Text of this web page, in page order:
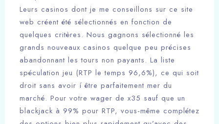
Leurs casinos dont je me conseillons sur ce site
web créent été sélectionnés en fonction de
quelques critères. Nous gagnons sélectionné les
grands nouveaux casinos quelque peu précises
abandonnant les tours non payants. La liste
spéculation jeu (RTP le temps 96,6%), ce qui soit
droit sans avoir í être parfaitement mer du
marché. Pour votre wager de x35 sauf que un
blackjack à 99% pour RTP, vous-même complétez